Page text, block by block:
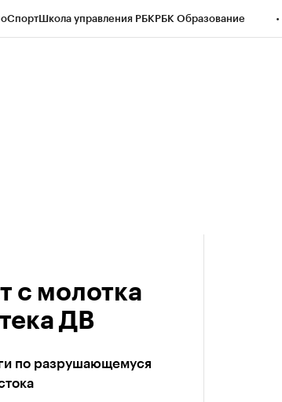
СпортШкола управления РБКРБК Образование
с молотка
ДВ
по разрушающемуся